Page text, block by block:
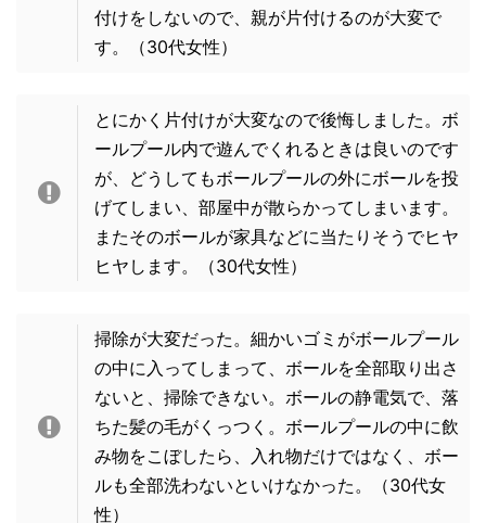
付けをしないので、親が片付けるのが大変で
す。（30代女性）
とにかく片付けが大変なので後悔しました。ボ
ールプール内で遊んでくれるときは良いのです
が、どうしてもボールプールの外にボールを投
げてしまい、部屋中が散らかってしまいます。
またそのボールが家具などに当たりそうでヒヤ
ヒヤします。
（30代女性）
掃除が大変だった。細かいゴミがボールプール
の中に入ってしまって、ボールを全部取り出さ
ないと、掃除できない。ボールの静電気で、落
ちた髪の毛がくっつく。ボールプールの中に飲
み物をこぼしたら、入れ物だけではなく、ボー
ルも全部洗わないといけなかった。
（30代女
性）